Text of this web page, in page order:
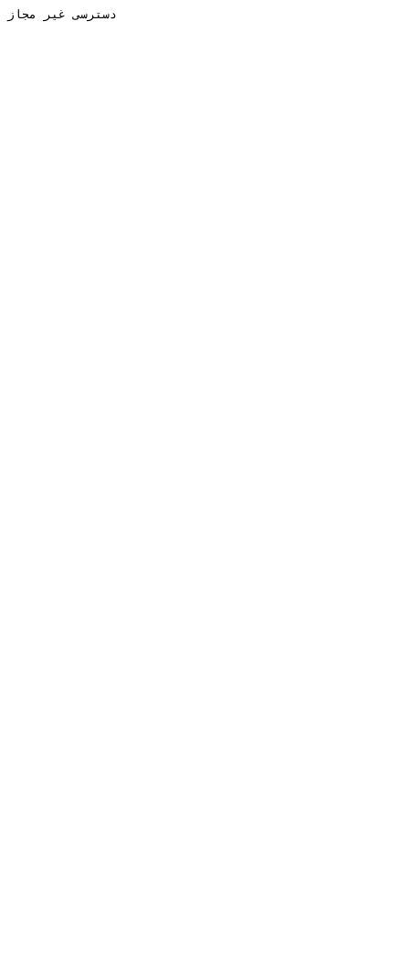
دسترسی غیر مجاز